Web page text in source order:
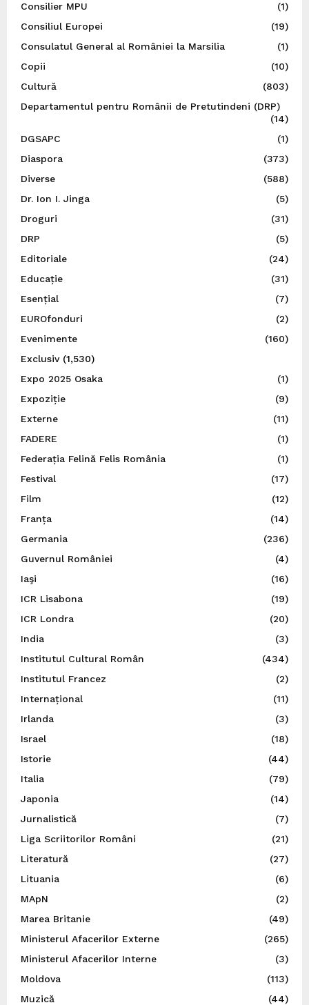
Consilier MPU
(1)
Consiliul Europei
(19)
Consulatul General al României la Marsilia
(1)
Copii
(10)
Cultură
(803)
Departamentul pentru Românii de Pretutindeni (DRP)
(14)
DGSAPC
(1)
Diaspora
(373)
Diverse
(588)
Dr. Ion I. Jinga
(5)
Droguri
(31)
DRP
(5)
Editoriale
(24)
Educație
(31)
Esențial
(7)
EUROfonduri
(2)
Evenimente
(160)
Exclusiv(1,530)
Expo 2025 Osaka
(1)
Expoziție
(9)
Externe
(11)
FADERE
(1)
Federația Felină Felis România
(1)
Festival
(17)
Film
(12)
Franța
(14)
Germania
(236)
Guvernul României
(4)
Iaşi
(16)
ICR Lisabona
(19)
ICR Londra
(20)
India
(3)
Institutul Cultural Român
(434)
Institutul Francez
(2)
Internațional
(11)
Irlanda
(3)
Israel
(18)
Istorie
(44)
Italia
(79)
Japonia
(14)
Jurnalistică
(7)
Liga Scriitorilor Români
(21)
Literatură
(27)
Lituania
(6)
MApN
(2)
Marea Britanie
(49)
Ministerul Afacerilor Externe
(265)
Ministerul Afacerilor Interne
(3)
Moldova
(113)
Muzică
(44)